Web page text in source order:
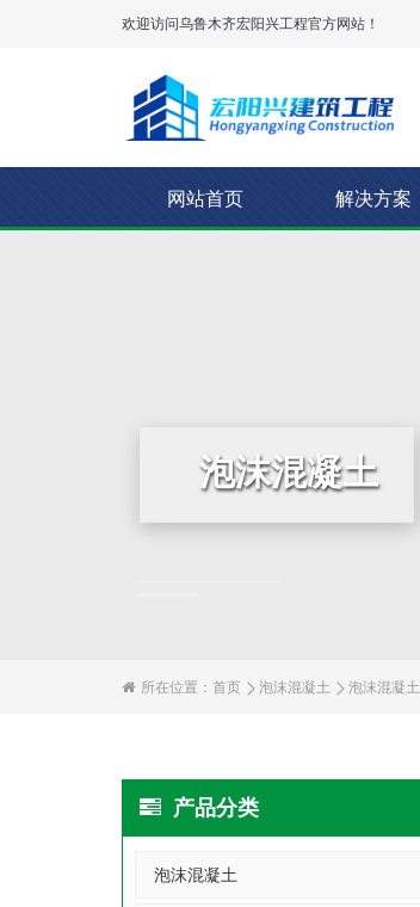
欢迎访问乌鲁木齐宏阳兴工程官方网站！
网站首页 解决方案
泡沫混凝土
所在位置： 首页 泡沫混凝土 泡沫混凝土
产品分类
泡沫混凝土